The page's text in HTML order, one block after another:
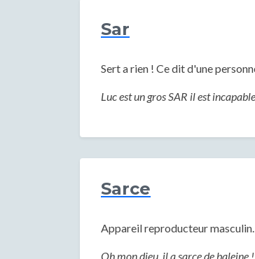
Sar
Sert a rien ! Ce dit d'une
Luc est un gros SAR il est
Sarce
Appareil reproducteur masculin.
Oh mon dieu, il a sarce de baleine !